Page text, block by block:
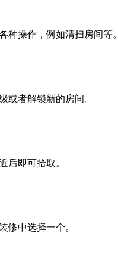
种操作，例如清扫房间等。
或者解锁新的房间。
后即可拾取。
修中选择一个。